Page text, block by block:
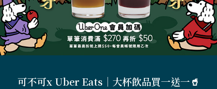
可不可x Uber Eats｜大杯飲品買一送一🥤